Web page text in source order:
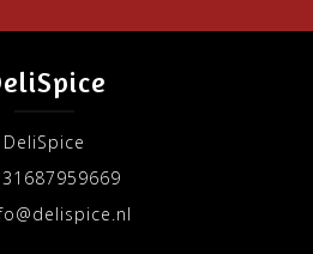
DeliSpice